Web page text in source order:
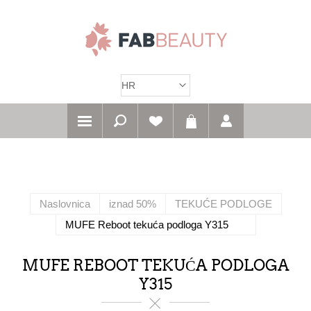
Naslovnica iznad 50%
TEKUĆE PODLOGE
MUFE Reboot tekuća podloga Y315
MUFE REBOOT TEKUĆA PODLOGA
Y315